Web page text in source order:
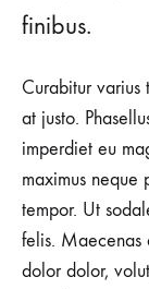
finibus.
Curabitur varius
at justo.
imperdiet eu
maximus neque
tempor. Ut
felis. Maecenas
dolor dolor,